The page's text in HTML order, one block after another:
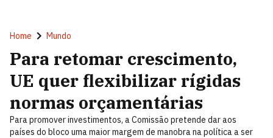
Home Mundo
Para retomar crescimento,
UE quer flexibilizar rígidas
normas orçamentárias
Para promover investimentos, a Comissão pretende dar aos
países do bloco uma maior margem de manobra na política a ser